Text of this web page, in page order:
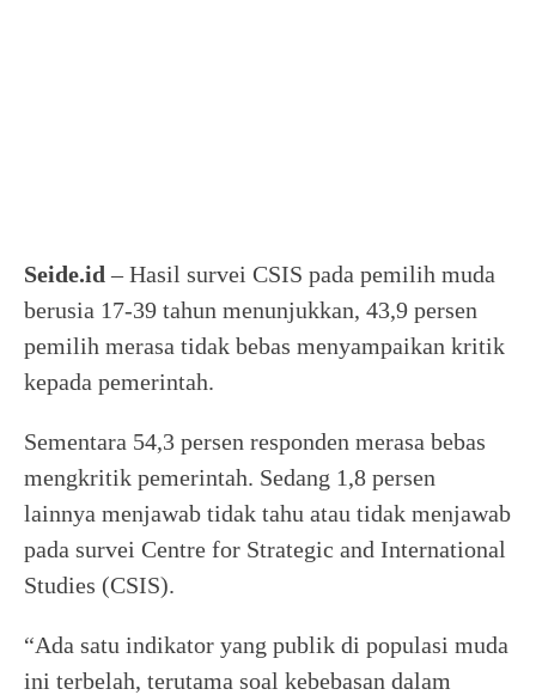
Seide.id – Hasil survei CSIS pada pemilih muda
berusia 17-39 tahun menunjukkan, 43,9 persen
pemilih merasa tidak bebas menyampaikan kritik
kepada pemerintah.
Sementara 54,3 persen responden merasa bebas
mengkritik pemerintah. Sedang 1,8 persen
lainnya menjawab tidak tahu atau tidak menjawab
pada survei Centre for Strategic and International
Studies (CSIS).
“Ada satu indikator yang publik di populasi muda
ini terbelah, terutama soal kebebasan dalam